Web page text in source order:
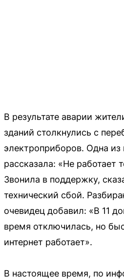
В результате аварии
зданий столкнулись с
электроприборов. Одна
рассказала: «Не работает
Звонила в поддержку,
технический сбой.
очевидец добавил: «В 11
время отключилась, но
интернет работает».
В настоящее время, по